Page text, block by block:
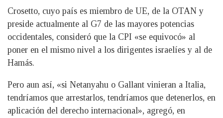
Crosetto, cuyo país es miembro de UE, de la OTAN y
preside actualmente al G7 de las mayores potencias
occidentales, consideró que la CPI «se equivocó» al
poner en el mismo nivel a los dirigentes israelíes y al de
Hamás.
Pero aun así, «si Netanyahu o Gallant vinieran a Italia,
tendríamos que arrestarlos, tendríamos que detenerlos, en
aplicación del derecho internacional», agregó, en